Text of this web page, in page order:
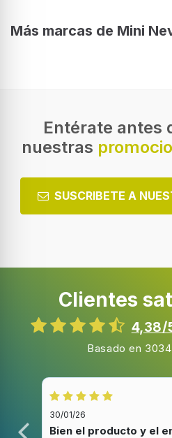
Más marcas de Mini
Entérate antes
nuestras
SUSCRIBETE A
Clientes
4,38/
Basado en
30/01/26
Bien el producto y el